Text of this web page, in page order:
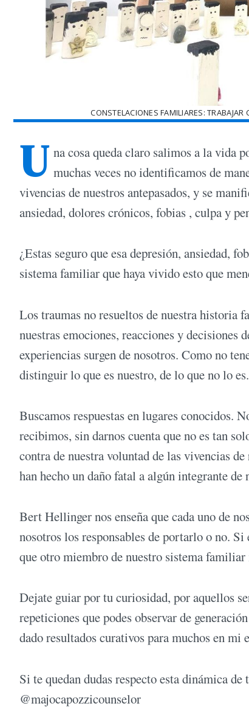
CONSTELACIONES FAMILIARES:
U na cosa queda claro salimos a la vida
muchas veces no identificamos de
vivencias de nuestros antepasados, y se
ansiedad, dolores crónicos, fobias , culpa y
¿Estas seguro que esa depresión, ansiedad,
sistema familiar que haya vivido esto que
Los traumas no resueltos de nuestra historia
nuestras emociones, reacciones y decisiones
experiencias surgen de nosotros. Como no
distinguir lo que es nuestro, de lo que no lo es.
Buscamos respuestas en lugares conocidos.
recibimos, sin darnos cuenta que no es tan
contra de nuestra voluntad de las vivencias
han hecho un daño fatal a algún integrante
Bert Hellinger nos enseña que cada uno de
nosotros los responsables de portarlo o no.
que otro miembro de nuestro sistema
Dejate guiar por tu curiosidad, por aquellos
repeticiones que podes observar de
dado resultados curativos para muchos en mi
Si te quedan dudas respecto esta dinámica
@majocapozzicounselor